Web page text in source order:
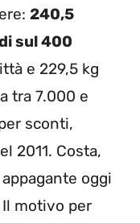
240,5
sul 400
e 229,5 kg
tra 7.000 e
sconti,
2011. Costa,
oggi
motivo per